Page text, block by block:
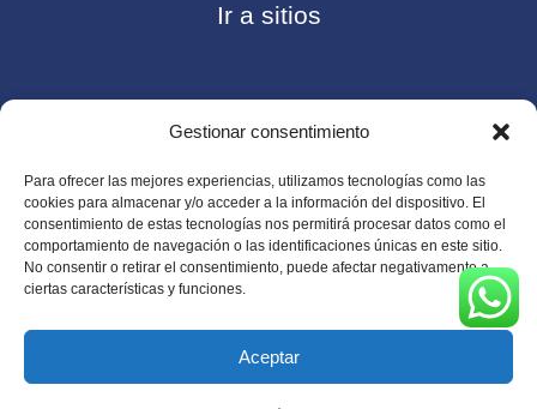
Gestionar consentimiento
Para ofrecer las mejores experiencias, utilizamos tecnologías como las
cookies para almacenar y/o acceder a la información del dispositivo. El
consentimiento de estas tecnologías nos permitirá procesar datos como el
comportamiento de navegación o las identificaciones únicas en este sitio.
No consentir o retirar el consentimiento, puede afectar negativamente a
ciertas características y funciones.
Aceptar
Ir a sitios
Contáctanos
Consulte nuestroAviso de privacidad
© Copyright 2026 ASUGMEX. Todos los derechos
reservados.